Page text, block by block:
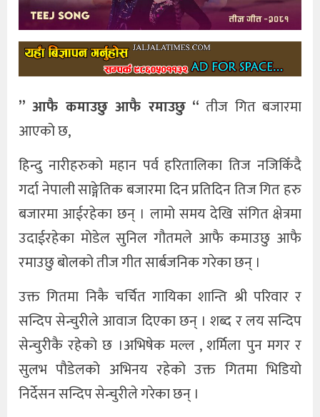
” आफै कमाउछु आफै रमाउछु “ तीज गित बजारमा
आएको छ,
हिन्दु नारीहरुको महान पर्व हरितालिका तिज नजिकिँदै
गर्दा नेपाली साङ्गेतिक बजारमा दिन प्रतिदिन तिज गित हरु
बजारमा आईरहेका छन् । लामो समय देखि संगित क्षेत्रमा
उदाईरहेका मोडेल सुनिल गौतमले आफै कमाउछु आफै
रमाउछु बोलको तीज गीत सार्बजनिक गरेका छन् ।
उक्त गितमा निकै चर्चित गायिका शान्ति श्री परिवार र
सन्दिप सेन्चुरीले आवाज दिएका छन् । शब्द र लय सन्दिप
सेन्चुरीकै रहेको छ ।अभिषेक मल्ल , शर्मिला पुन मगर र
सुलभ पौडेलको अभिनय रहेको उक्त गितमा भिडियो
निर्देसन सन्दिप सेन्चुरीले गरेका छन् ।